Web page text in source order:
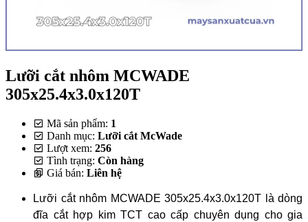
Lưỡi cắt nhôm MCWADE
305x25.4x3.0x120T
Mã sản phẩm: 1
Danh mục: Lưỡi cắt McWade
Lượt xem: 256
Tình trạng: Còn hàng
Giá bán: Liên hệ
Lưỡi cắt nhôm MCWADE 305x25.4x3.0x120T là dòng
đĩa cắt hợp kim TCT cao cấp chuyên dụng cho gia